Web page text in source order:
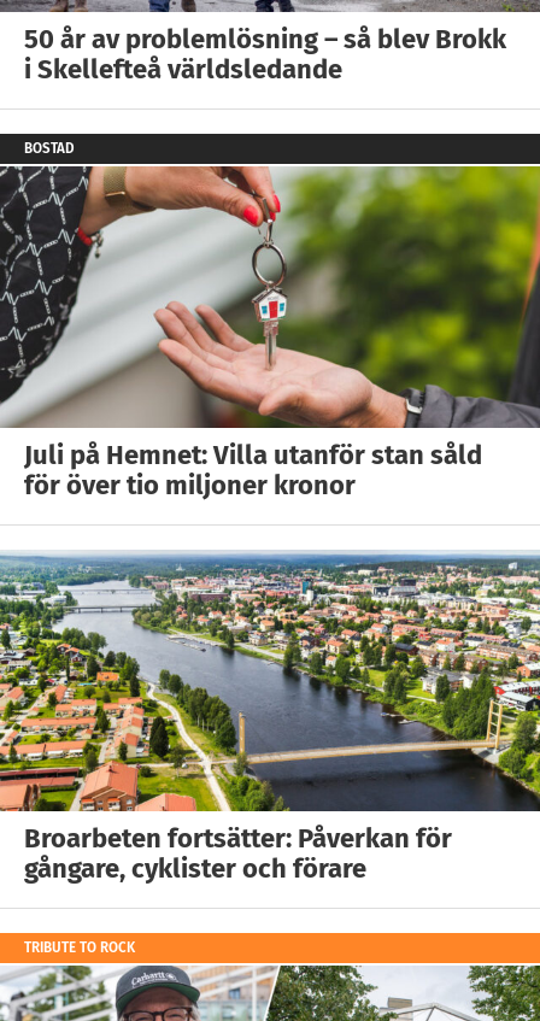
50 år av problemlösning – så blev Brokk
i Skellefteå världsledande
BOSTAD
Juli på Hemnet: Villa utanför stan såld
för över tio miljoner kronor
Broarbeten fortsätter: Påverkan för
gångare, cyklister och förare
TRIBUTE TO ROCK